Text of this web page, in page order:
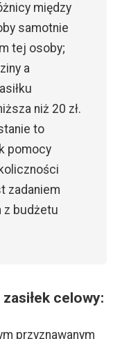
między
samotnie
tej osoby;
a
niż 20 zł.
to
pomocy
zadaniem
z budżetu
celowy:
przyznawanym